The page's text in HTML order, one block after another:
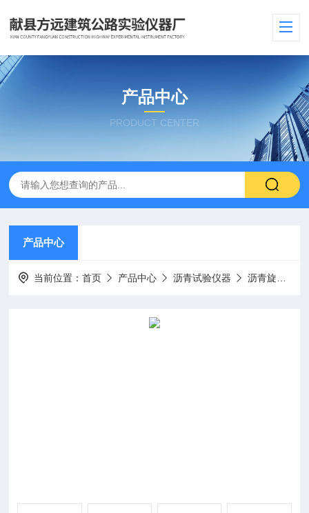
产品中心
PRODUCT CENTER
产品中心
当前位置：首页 产品中心 沥青试验仪器 沥青旋转蒸发仪